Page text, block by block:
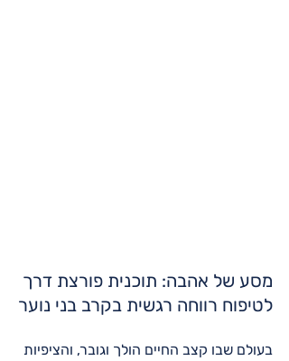
מסע של אהבה: תוכנית פורצת דרך
לטיפוח רווחה רגשית בקרב בני נוער
בעולם שבו קצב החיים הולך וגובר, והציפיות